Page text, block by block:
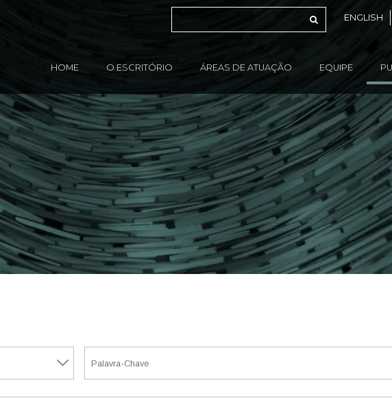
ENGLISH
HOME O ESCRITÓRIO ÁREAS DE ATUAÇÃO EQUIPE